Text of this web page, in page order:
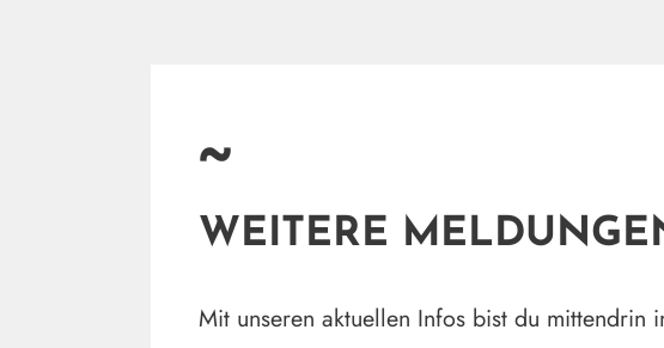
~
WEITERE
Mit unseren aktuellen Infos bist du mittendrin